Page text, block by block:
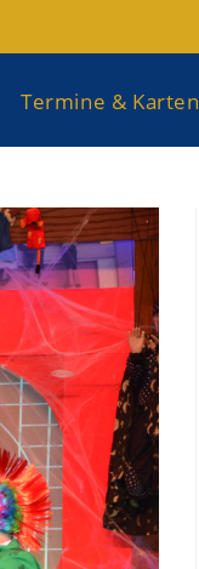
Termine & Karten